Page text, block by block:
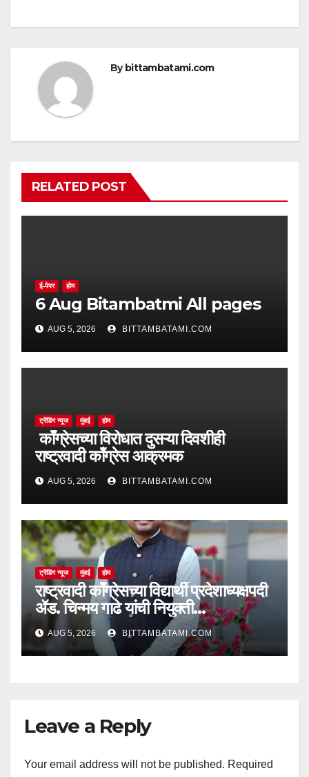
By bittambatami.com
RELATED POST
ई-पेपर होम
6 Aug Bitambatmi All pages
AUG 5, 2026 BITTAMBATAMI.COM
ट्रेंडिंग न्यूज मुंबई होम
काँग्रेसच्या विरोधात दुसऱ्या दिवशीही
राष्ट्रवादी काँग्रेस आक्रमक
AUG 5, 2026 BITTAMBATAMI.COM
ट्रेंडिंग न्यूज मुंबई होम
राष्ट्रवादी काँग्रेसच्या विद्यार्थी प्रदेशाध्यक्षपदी
ॲड. चिन्मय गाढे यांची नियुक्ती…
AUG 5, 2026 BITTAMBATAMI.COM
Leave a Reply
Your email address will not be published. Required